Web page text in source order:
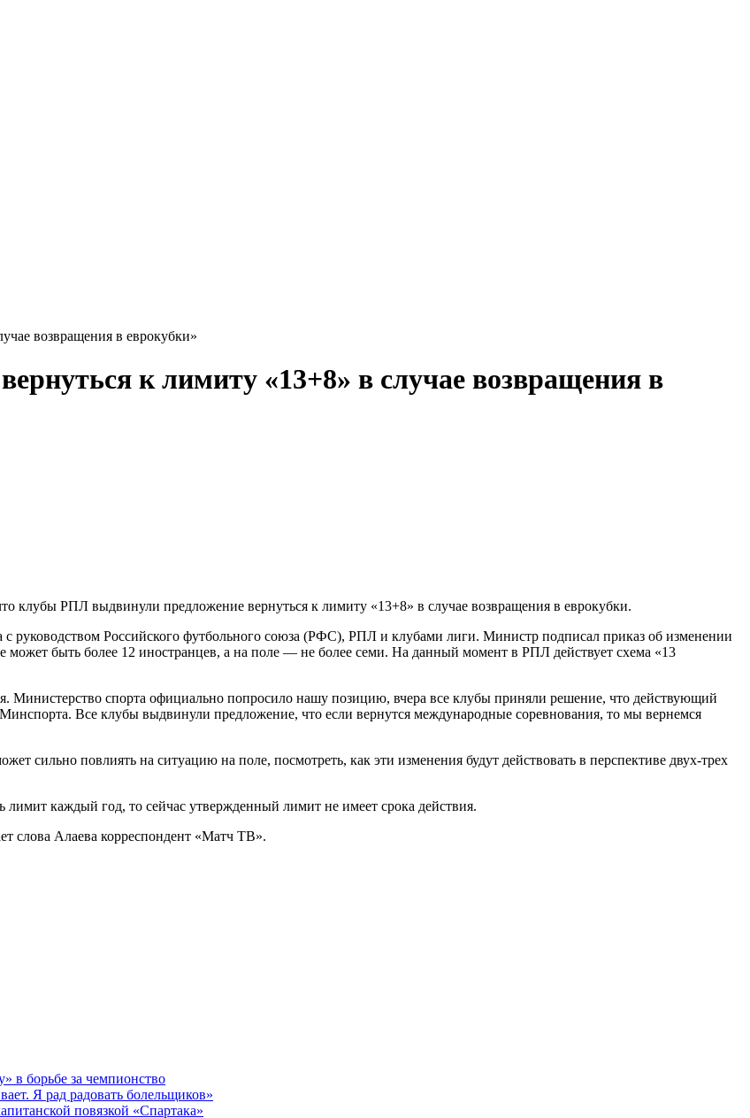
возвращения в еврокубки»
к лимиту «13+8» в случае возвращения в
клубы РПЛ выдвинули предложение вернуться к лимиту «13+8» в случае возвращения в еврокубки.
с руководством Российского футбольного союза (РФС), РПЛ и клубами лиги. Министр подписал приказ об изменении
быть более 12 иностранцев, а на поле — не более семи. На данный момент в РПЛ действует схема «13
Министерство спорта официально попросило нашу позицию, вчера все клубы приняли решение, что действующий
Все клубы выдвинули предложение, что если вернутся международные соревнования, то мы вернемся
сильно повлиять на ситуацию на поле, посмотреть, как эти изменения будут действовать в перспективе двух‑трех
каждый год, то сейчас утвержденный лимит не имеет срока действия.
слова Алаева корреспондент «Матч ТВ».
в борьбе за чемпионство
Я рад радовать болельщиков»
повязкой «Спартака»